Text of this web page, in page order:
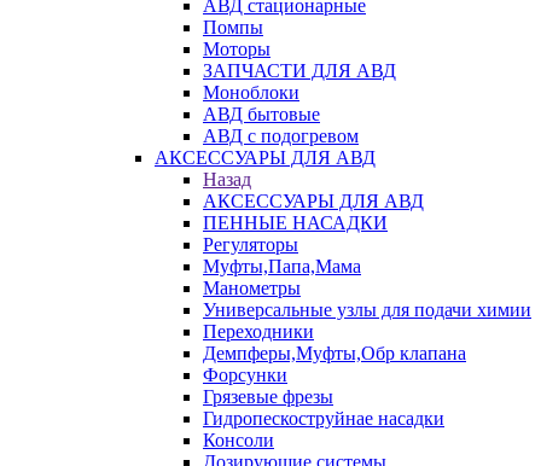
АВД стационарные
Помпы
Моторы
ЗАПЧАСТИ ДЛЯ АВД
Моноблоки
АВД бытовые
АВД с подогревом
АКСЕССУАРЫ ДЛЯ АВД
Назад
АКСЕССУАРЫ ДЛЯ АВД
ПЕННЫЕ НАСАДКИ
Регуляторы
Муфты,Папа,Мама
Манометры
Универсальные узлы для подачи химии
Переходники
Демпферы,Муфты,Обр клапана
Форсунки
Грязевые фрезы
Гидропескоструйнае насадки
Консоли
Дозирующие системы